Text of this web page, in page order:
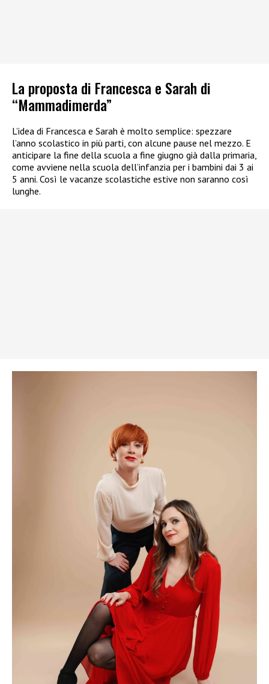
La proposta di Francesca e Sarah di
“Mammadimerda”
L’idea di Francesca e Sarah è molto semplice: spezzare
l’anno scolastico in più parti, con alcune pause nel mezzo. E
anticipare la fine della scuola a fine giugno già dalla primaria,
come avviene nella scuola dell’infanzia per i bambini dai 3 ai
5 anni. Così le vacanze scolastiche estive non saranno così
lunghe.